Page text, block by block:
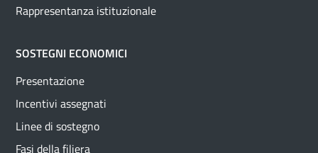
Rappresentanza istituzionale
SOSTEGNI ECONOMICI
Presentazione
Incentivi assegnati
Linee di sostegno
Fasi della filiera